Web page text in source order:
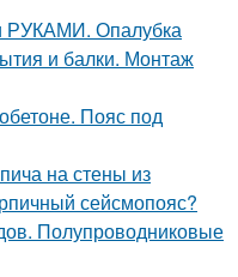
Опалубка
и балки. Монтаж
Пояс под
на стены из
сейсмопояс?
Полупроводниковые